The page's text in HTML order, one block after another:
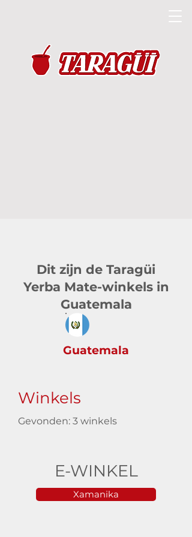
Dit zijn de Taragüi
Yerba Mate-winkels in
Guatemala
Guatemala
Winkels
Gevonden: 3 winkels
E-WINKEL
Xamanika